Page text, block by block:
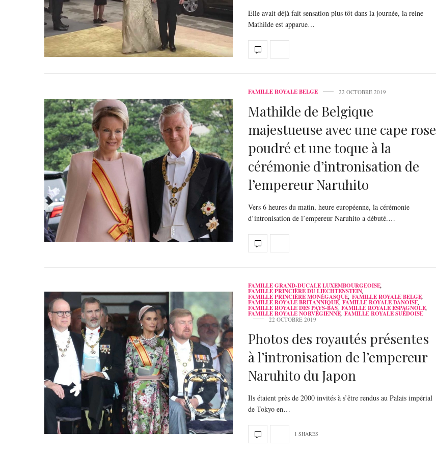
Elle avait déjà fait sensation plus tôt dans la journée, la reine
Mathilde est apparue…
FAMILLE ROYALE BELGE 22 OCTOBRE 2019
Mathilde de Belgique
majestueuse avec une cape rose
poudré et une toque à la
cérémonie d’intronisation de
l’empereur Naruhito
Vers 6 heures du matin, heure européenne, la cérémonie
d’intronisation de l’empereur Naruhito a débuté.…
FAMILLE GRAND-DUCALE LUXEMBOURGEOISE,
FAMILLE PRINCIÈRE DU LIECHTENSTEIN,
FAMILLE PRINCIÈRE MONÉGASQUE, FAMILLE ROYALE BELGE,
FAMILLE ROYALE BRITANNIQUE, FAMILLE ROYALE DANOISE,
FAMILLE ROYALE DES PAYS-BAS, FAMILLE ROYALE ESPAGNOLE,
FAMILLE ROYALE NORVÉGIENNE, FAMILLE ROYALE SUÉDOISE
22 OCTOBRE 2019
Photos des royautés présentes
à l’intronisation de l’empereur
Naruhito du Japon
Ils étaient près de 2000 invités à s’être rendus au Palais impérial
de Tokyo en…
1 SHARES